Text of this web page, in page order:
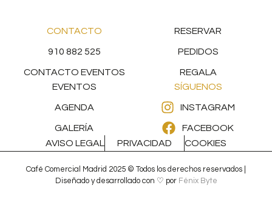
CONTACTO
910 882 525
CONTACTO EVENTOS
RESERVAR
PEDIDOS
REGALA
EVENTOS
AGENDA
GALERÍA
SÍGUENOS
INSTAGRAM
FACEBOOK
AVISO LEGAL
PRIVACIDAD COOKIES
Café Comercial Madrid 2025 © Todos los derechos reservados |
Diseñado y desarrollado con ♡ por Fénix Byte